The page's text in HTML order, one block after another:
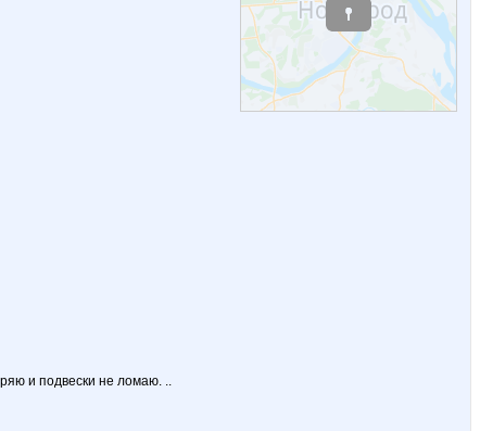
и подвески не ломаю. ..